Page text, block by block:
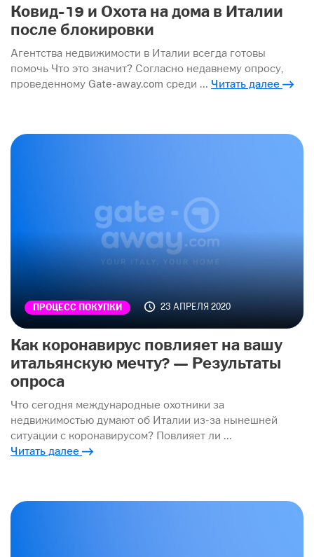
Ковид-19 и Охота на дома в Италии
после блокировки
Агентства недвижимости в Италии всегда готовы
помочь Что это значит? Согласно недавнему опросу,
проведенному Gate-away.com среди … Читать далее
ПРОЦЕСС ПОКУПКИ 23 АПРЕЛЯ 2020
Как коронавирус повлияет на вашу
итальянскую мечту? — Результаты
опроса
Что сегодня международные охотники за
недвижимостью думают об Италии из-за нынешней
ситуации с коронавирусом? Повлияет ли …
Читать далее